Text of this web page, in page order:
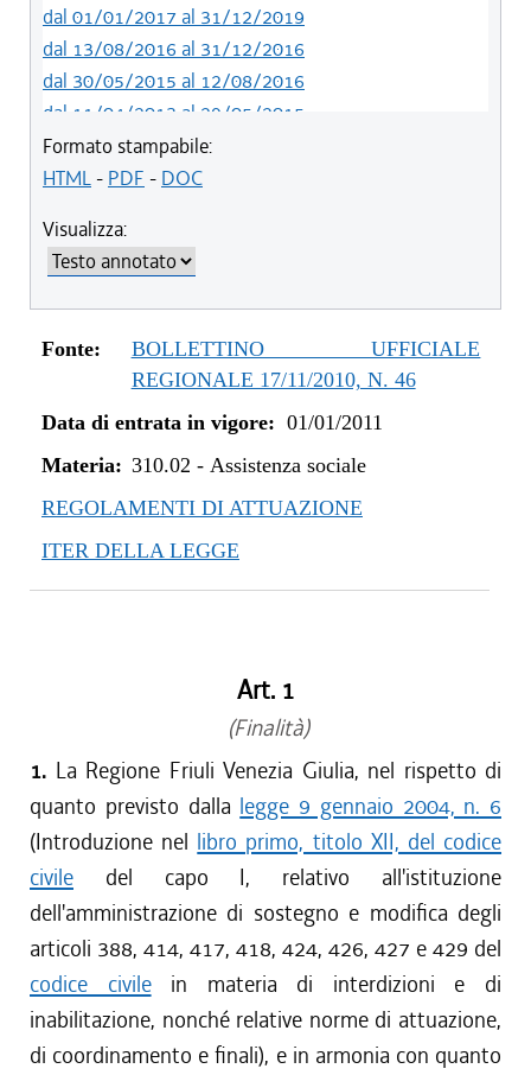
dal 01/01/2017 al 31/12/2019
dal 13/08/2016 al 31/12/2016
dal 30/05/2015 al 12/08/2016
dal 11/04/2013 al 29/05/2015
dal 25/08/2011 al 10/04/2013
dal 01/01/2011 al 24/08/2011
Formato stampabile:
HTML- PDF - DOC
Visualizza:
Fonte:
BOLLETTINO UFFICIALE
REGIONALE 17/11/2010, N. 46
Data di entrata in vigore: 01/01/2011
Materia: 310.02 - Assistenza sociale
REGOLAMENTI DI ATTUAZIONE
ITER DELLA LEGGE
Art. 1
(Finalità)
1. La Regione Friuli Venezia Giulia, nel rispetto di
quanto previsto dalla legge 9 gennaio 2004, n. 6
(Introduzione nel libro primo, titolo XII, del codice
civile del capo I, relativo all'istituzione
dell'amministrazione di sostegno e modifica degli
articoli 388, 414, 417, 418, 424, 426, 427 e 429 del
codice civilein materia di interdizioni e di
inabilitazione, nonché relative norme di attuazione,
di coordinamento e finali), e in armonia con quanto